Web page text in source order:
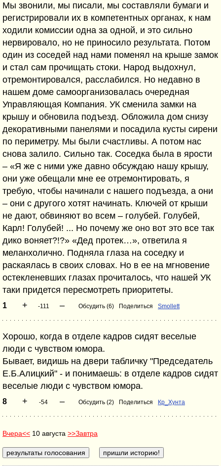
Мы звонили, мы писали, мы составляли бумаги и
регистрировали их в компетентных органах, к нам
ходили комиссии одна за одной, и это сильно
нервировало, но не приносило результата. Потом
один из соседей над нами поменял на крыше замок
и стал сам прочищать стоки. Народ выдохнул,
отремонтировался, расслабился. Но недавно в
нашем доме самоорганизовалась очередная
Управляющая Компания. УК сменила замки на
крышу и обновила подъезд. Обложила дом снизу
декоративными панелями и посадила кусты сирени
по периметру. Мы были счастливы. А потом нас
снова залило. Сильно так. Соседка была в ярости
– «Я же с ними уже давно обсуждаю нашу крышу,
они уже обещали мне ее отремонтировать, я
требую, чтобы начинали с нашего подъезда, а они
– они с другого хотят начинать. Ключей от крыши
не дают, обвиняют во всем – голубей. Голубей,
Карл! Голубей! ... Но почему же оно вот это все так
дико воняет?!?» «Дед протек…», ответила я
меланхолично. Подняла глаза на соседку и
раскаялась в своих словах. Но в ее на мгновение
остекленевших глазах прочиталось, что нашей УК
таки придется пересмотреть приоритеты.
1 + -111 – Обсудить (6) Поделиться Smollett
Хорошо, когда в отделе кадров сидят веселые
люди с чувством юмора.
Бывает, видишь на двери табличку "Председатель
Е.Б.Алицкий" - и понимаешь: в отделе кадров сидят
веселые люди с чувством юмора.
8 + -54 – Обсудить (2) Поделиться Кр_Хунта
Вчера<< 10 августа >>Завтра